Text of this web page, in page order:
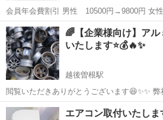
会員年会費割引 男性 10500円→9800円 女
変お得なクーポンです！！ クーポン画面を
ください。 250ヤード天然芝のゆとりの空間
のペースで打...
新潟 長岡市 その他
🌈【企業様向け】ア
いたします⭐️💰🔥✨
越後曽根駅
閲覧いただきありがとうございます😆✨✨ 弊社では車屋さん・ガソリ
ンスタンド・解体屋さん等の企業様のアル
させていただきます✊🏻‎🔥💪 👦🏻持っていくのがめんどくさい 👨即日
新潟 新潟市 越後曽根駅 その他
エアコン取付いたしま